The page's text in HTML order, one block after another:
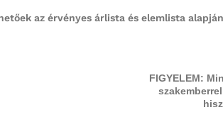
az érvényes árlista és elemlista
FIGYELEM: